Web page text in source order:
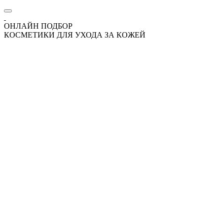
ОНЛАЙН ПОДБОР
КОСМЕТИКИ ДЛЯ УХОДА ЗА КОЖЕЙ